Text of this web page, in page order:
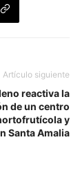
Artículo siguiente
reactiva la
de un centro
y
Santa Amalia